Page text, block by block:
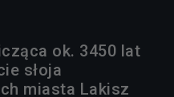
ok. 3450 lat
słoja
miasta Lakisz